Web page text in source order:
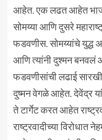
आहेत. एक लढत आहेत
सोमय्या आणि दुसरे
फडवणीस. सोमय्यांचे युद्ध
आणि त्यांनी दुश्मन बनवलं
फडवणीसांची लढाई
दुष्मन वेगळे आहेत. देवेंद्र
ते टार्गेट करत आहेत
राष्ट्रवादीच्या विरोधात